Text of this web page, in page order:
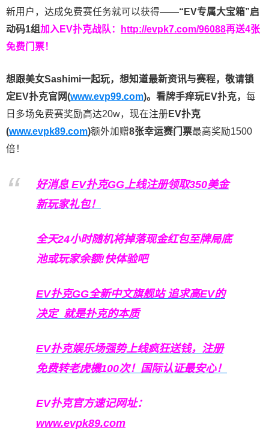
新用户，达成免费赛任务就可以获得——“EV专属大宝箱”启
动码1组加入EV扑克战队： http://evpk7.com/96088再送4张
免费门票！
想跟美女Sashimi一起玩， 想知道最新资讯与赛程， 敬请锁
定EV扑克官网(www.evp99.com)。 看牌手痒玩EV扑克， 每
日多场免费赛奖励高达20w，现在注册 EV扑克
(www.evpk89.com)额外加赠8张幸运赛门票最高奖励1500
倍！
好消息 EV扑克GG上线注册领取350美金
新玩家礼包！
全天24小时随机将掉落现金红包至牌局底
池或玩家余额!快体验吧
EV扑克GG全新中文旗舰站追求高EV的
决定 就是扑克的本质
EV扑克娱乐场强势上线疯狂送钱，注册
免费转老虎機100次！国际认证最安心！
EV扑克官方速记网址：
www.evpk89.com